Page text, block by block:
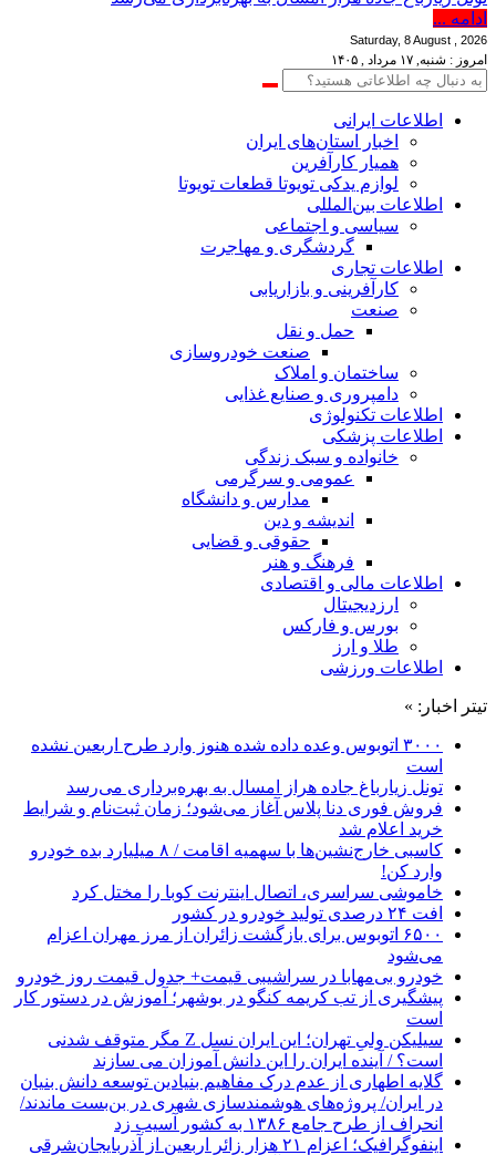
ادامه ...
Saturday, 8 August , 2026
امروز : شنبه, ۱۷ مرداد , ۱۴۰۵
اطلاعات‌ ‎ایرانی
اخبار استان‌های ایران
همیار کارآفرین
لوازم یدکی تویوتا قطعات تویوتا
اطلاعات بین‌المللی
سیاسی و اجتماعی
گردشگری و مهاجرت
اطلاعات تجاری
کارآفرینی و بازاریابی
صنعت
حمل و نقل
صنعت خودروسازی
ساختمان و املاک
دامپروری و صنایع غذایی
اطلاعات تکنولوژی
اطلاعات پزشکی
خانواده و سبک زندگی
عمومی و سرگرمی
مدارس و دانشگاه
اندیشه و دین
حقوقی و قضایی
فرهنگ و هنر
اطلاعات مالی و اقتصادی
ارزدیجیتال
بورس و فارکس
طلا و ارز
اطلاعات ورزشی
تیتر اخبار: »
۳۰۰۰ اتوبوس وعده داده شده هنوز وارد طرح اربعین نشده
است
تونل زیارباغ جاده هراز امسال به بهره‌برداری می‌رسد
فروش فوری دنا پلاس آغاز می‌شود؛ زمان ثبت‌نام و شرایط
خرید اعلام شد
کاسبی خارج‌نشین‌ها با سهمیه اقامت / ۸ میلیارد بده خودرو
وارد کن!
خاموشی سراسری، اتصال اینترنت کوبا را مختل کرد
افت ۲۴ درصدی تولید خودرو در کشور
۶۵۰۰ اتوبوس برای بازگشت زائران از مرز مهران اعزام
می‌شود
خودرو بی‌مهابا در سراشیبی قیمت+ جدول قیمت روز خودرو
پیشگیری از تب کریمه کنگو در بوشهر؛ آموزش در دستور کار
است
سیلیکن ولیِ تهران؛ این ایران نسل Z مگر متوقف شدنی
است؟ / آینده ایران را این دانش آموزان می سازند
گلایه اطهاری از عدم درک مفاهیم بنیادین توسعه دانش بنیان
در ایران/ پروژه‌های هوشمندسازی شهری در بن‌بست ماندند/
انحراف از طرح جامع ۱۳۸۶ به کشور آسیب زد
اینفوگرافیک؛ اعزام ۲۱ هزار زائر اربعین از آذربایجان‌شرقی